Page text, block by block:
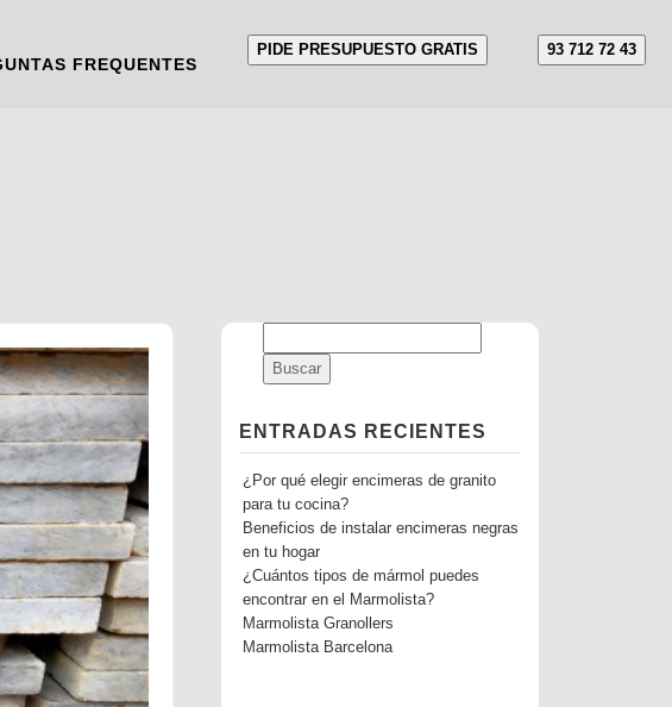
FREQUENTES
PIDE PRESUPUESTO GRATIS 93 712 72 43
ENTRADAS RECIENTES
¿Por qué elegir encimeras de granito
para tu cocina?
Beneficios de instalar encimeras negras
en tu hogar
¿Cuántos tipos de mármol puedes
encontrar en el Marmolista?
Marmolista Granollers
Marmolista Barcelona